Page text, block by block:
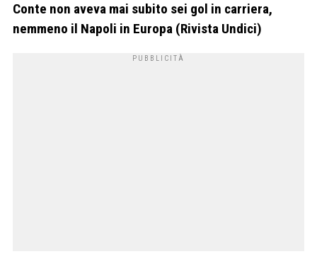
Conte non aveva mai subito sei gol in carriera,
nemmeno il Napoli in Europa (Rivista Undici)